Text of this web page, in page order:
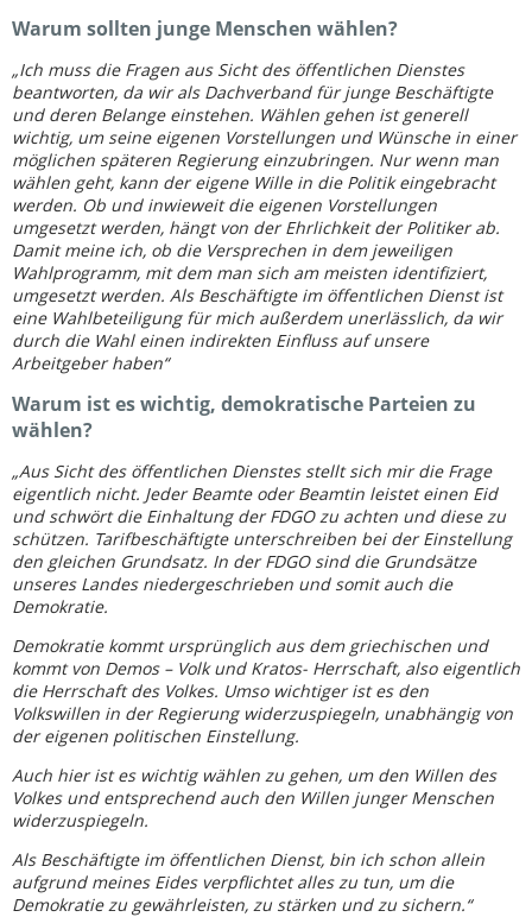
Warum sollten junge Menschen wählen?
„Ich muss die Fragen aus Sicht des öffentlichen Dienstes
beantworten, da wir als Dachverband für junge Beschäftigte
und deren Belange einstehen. Wählen gehen ist generell
wichtig, um seine eigenen Vorstellungen und Wünsche in einer
möglichen späteren Regierung einzubringen. Nur wenn man
wählen geht, kann der eigene Wille in die Politik eingebracht
werden. Ob und inwieweit die eigenen Vorstellungen
umgesetzt werden, hängt von der Ehrlichkeit der Politiker ab.
Damit meine ich, ob die Versprechen in dem jeweiligen
Wahlprogramm, mit dem man sich am meisten identifiziert,
umgesetzt werden. Als Beschäftigte im öffentlichen Dienst ist
eine Wahlbeteiligung für mich außerdem unerlässlich, da wir
durch die Wahl einen indirekten Einfluss auf unsere
Arbeitgeber haben“
Warum ist es wichtig, demokratische Parteien zu
wählen?
„Aus Sicht des öffentlichen Dienstes stellt sich mir die Frage
eigentlich nicht. Jeder Beamte oder Beamtin leistet einen Eid
und schwört die Einhaltung der FDGO zu achten und diese zu
schützen. Tarifbeschäftigte unterschreiben bei der Einstellung
den gleichen Grundsatz. In der FDGO sind die Grundsätze
unseres Landes niedergeschrieben und somit auch die
Demokratie.
Demokratie kommt ursprünglich aus dem griechischen und
kommt von Demos – Volk und Kratos- Herrschaft, also eigentlich
die Herrschaft des Volkes. Umso wichtiger ist es den
Volkswillen in der Regierung widerzuspiegeln, unabhängig von
der eigenen politischen Einstellung.
Auch hier ist es wichtig wählen zu gehen, um den Willen des
Volkes und entsprechend auch den Willen junger Menschen
widerzuspiegeln.
Als Beschäftigte im öffentlichen Dienst, bin ich schon allein
aufgrund meines Eides verpflichtet alles zu tun, um die
Demokratie zu gewährleisten, zu stärken und zu sichern.“